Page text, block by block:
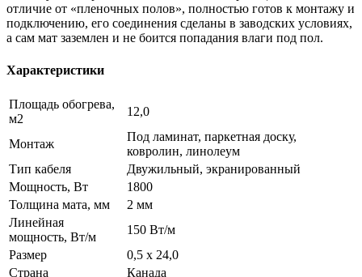
отличие от «пленочных полов», полностью готов к монтажу и
подключению, его соединения сделаны в заводских условиях,
а сам мат заземлен и не боится попадания влаги под пол.
Характеристики
Площадь обогрева,
м2
12,0
Монтаж
Под ламинат, паркетная доску,
ковролин, линолеум
Тип кабеля
Двужильный, экранированный
Мощность, Вт
1800
Толщина мата, мм
2 мм
Линейная
мощность, Вт/м
150 Вт/м
Размер
0,5 х 24,0
Страна
Канада